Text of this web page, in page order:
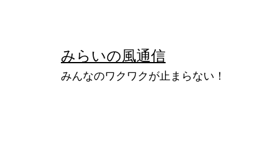
みらいの風通信
みんなのワクワクが止まらない！